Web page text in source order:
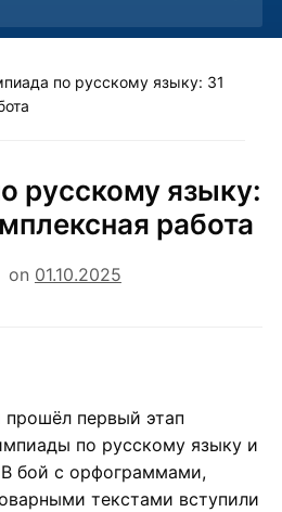
по русскому языку: 31
русскому языку:
работа
on 01.10.2025
прошёл первый этап
по русскому языку и
В бой с орфограммами,
текстами вступили